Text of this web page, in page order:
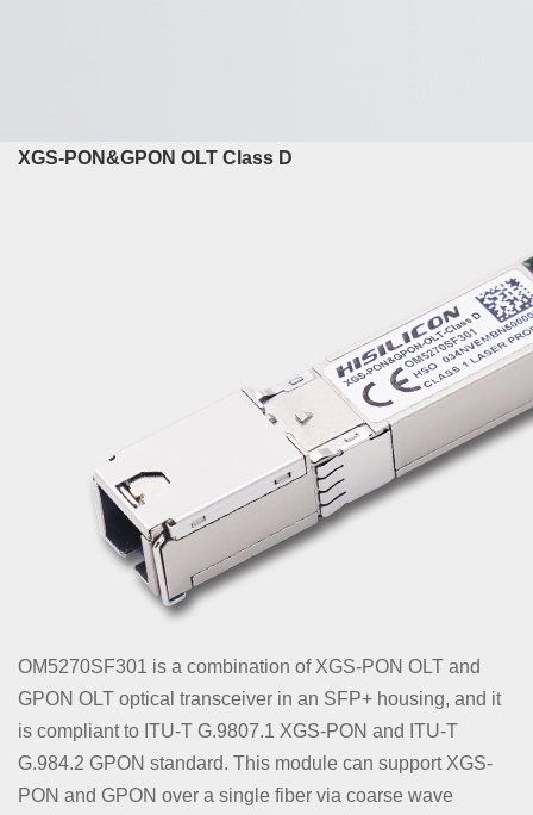
XGS-PON&GPON OLT Class D
OM5270SF301 is a combination of XGS-PON OLT and
GPON OLT optical transceiver in an SFP+ housing, and it
is compliant to ITU-T G.9807.1 XGS-PON and ITU-T
G.984.2 GPON standard. This module can support XGS-
PON and GPON over a single fiber via coarse wave